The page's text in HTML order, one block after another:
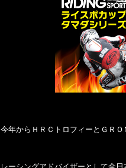
今年からＨＲＣトロフィーとＧＲ